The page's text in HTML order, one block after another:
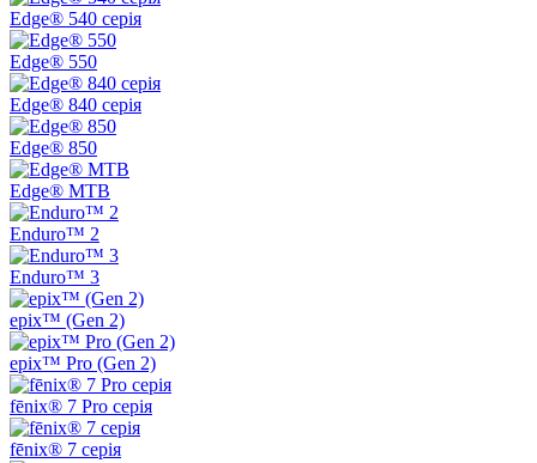
Edge® 540 серія
Edge® 550
Edge® 840 серія
Edge® 850
Edge® MTB
Enduro™ 2
Enduro™ 3
epix™ (Gen 2)
epix™ Pro (Gen 2)
fēnix® 7 Pro серія
fēnix® 7 серія